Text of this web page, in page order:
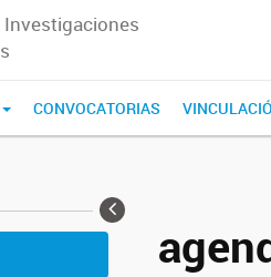
Investigaciones
CONVOCATORIAS